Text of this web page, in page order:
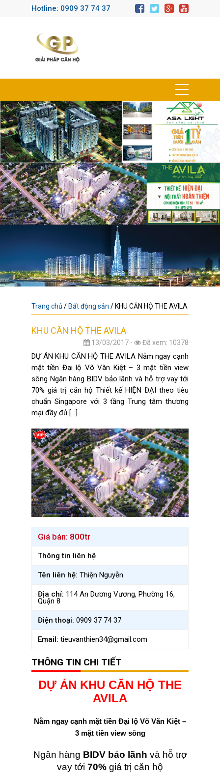
Hotline: 0909 37 74 37
Trang chủ / Bất động sản / KHU CĂN HỘ THE AVILA
KHU CĂN HỘ THE AVILA
13/03/2017 - Đã xem: 10378
DỰ ÁN KHU CĂN HỘ THE AVILA Nằm ngay cạnh
mặt tiền Đại lộ Võ Văn Kiệt – 3 mặt tiền view
sông Ngân hàng BIDV bảo lãnh và hỗ trợ vay tới
70% giá trị căn hộ Thiết kế HIỆN ĐẠI theo tiêu
chuẩn Singapore với 3 tầng Trung tâm thương
mại đầy đủ […]
Giá bán: 800tr
Thông tin liên hệ
Tên liên hệ: Thiện Nguyễn
Địa chỉ: 114 An Dương Vương, Phường 16,
Quận 8
Điện thoại: 0909 37 74 37
Email: tieuvanthien34@gmail.com
THÔNG TIN CHI TIẾT
DỰ ÁN KHU CĂN HỘ THE
AVILA
Nằm ngay cạnh mặt tiền Đại lộ Võ Văn Kiệt –
3 mặt tiền view sông
Ngân hàng BIDV bảo lãnh và hỗ trợ
vay tới 70% giá trị căn hộ